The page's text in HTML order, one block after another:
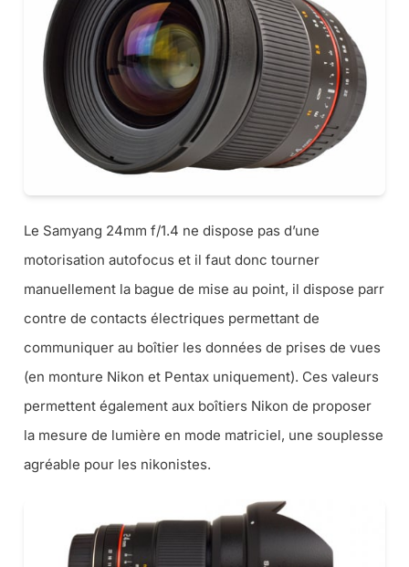
Le Samyang 24mm f/1.4 ne dispose pas d’une
motorisation autofocus et il faut donc tourner
manuellement la bague de mise au point, il dispose parr
contre de contacts électriques permettant de
communiquer au boîtier les données de prises de vues
(en monture Nikon et Pentax uniquement). Ces valeurs
permettent également aux boîtiers Nikon de proposer
la mesure de lumière en mode matriciel, une souplesse
agréable pour les nikonistes.